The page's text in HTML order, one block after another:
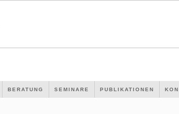
BERATUNG SEMINARE PUBLIKATIONEN